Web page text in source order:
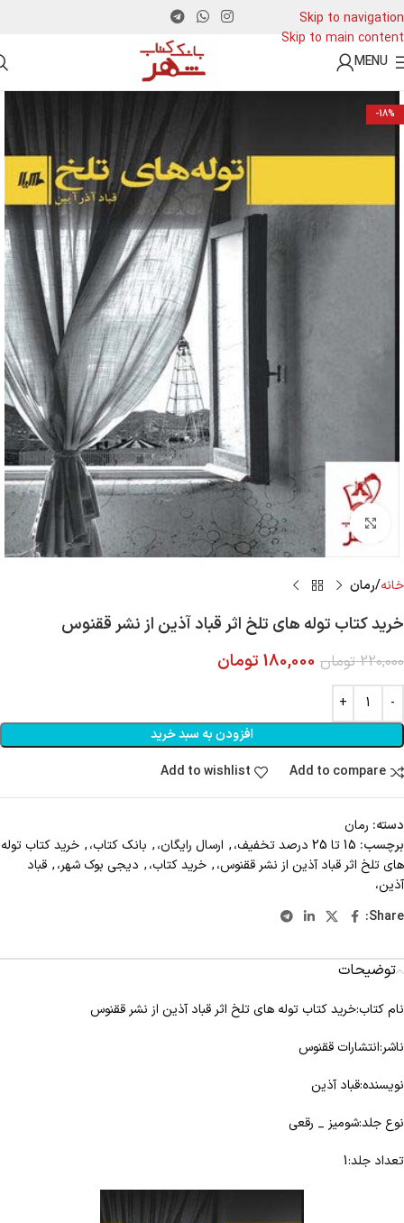
Skip to navigation
Skip to main content
MENU
-18%
Click to enlarge
خانه رمان
خرید کتاب توله های تلخ اثر قباد آذین از نشر ققنوس
220,000 تومان 180,000 تومان
افزودن به سبد خرید
Add to compare
Add to wishlist
دسته: رمان
برچسب: 15 تا 25 درصد تخفیف، , ارسال رایگان،, بانک کتاب،, خرید کتاب توله
های تلخ اثر قباد آذین از نشر ققنوس،, خرید کتاب،, دیجی بوک شهر،, قباد
آذین،
Share:
توضیحات
نام کتاب:خرید کتاب توله های تلخ اثر قباد آذین از نشر ققنوس
ناشر:انتشارات ققنوس
نویسنده:قباد آذین
نوع جلد:شومیز _ رقعی
تعداد جلد:1